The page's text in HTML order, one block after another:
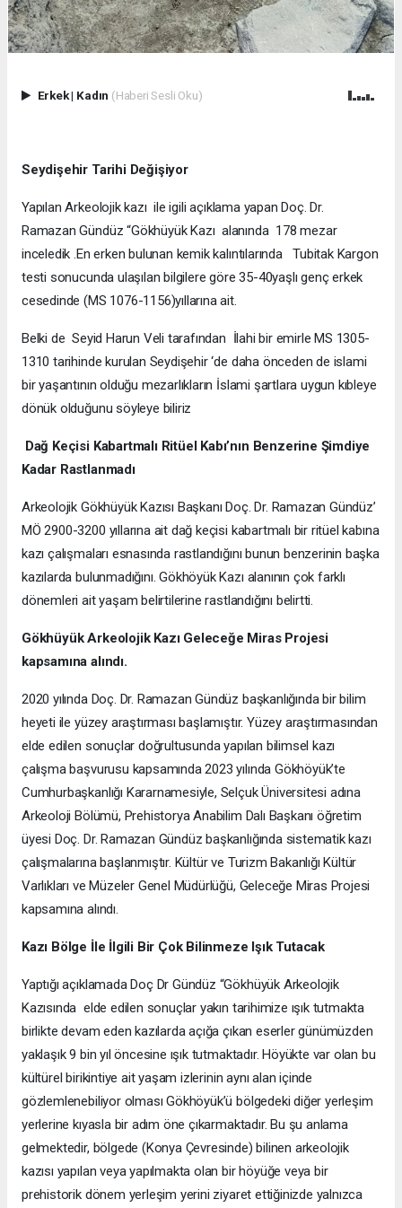
Erkek| Kadın (Haberi Sesli Oku)
Seydişehir Tarihi Değişiyor
Yapılan Arkeolojik kazı ile igili açıklama yapan Doç. Dr.
Ramazan Gündüz “Gökhüyük Kazı alanında 178 mezar
inceledik .En erken bulunan kemik kalıntılarında Tubitak Kargon
testi sonucunda ulaşılan bilgilere göre 35-40yaşlı genç erkek
cesedinde (MS 1076-1156)yıllarına ait.
Belki de Seyid Harun Veli tarafından İlahi bir emirle MS 1305-
1310 tarihinde kurulan Seydişehir ‘de daha önceden de islami
bir yaşantının olduğu mezarlıkların İslami şartlara uygun kıbleye
dönük olduğunu söyleye biliriz
Dağ Keçisi Kabartmalı Ritüel Kabı’nın Benzerine Şimdiye
Kadar Rastlanmadı
Arkeolojik Gökhüyük Kazısı Başkanı Doç. Dr. Ramazan Gündüz’
MÖ 2900-3200 yıllarına ait dağ keçisi kabartmalı bir ritüel kabına
kazı çalışmaları esnasında rastlandığını bunun benzerinin başka
kazılarda bulunmadığını. Gökhöyük Kazı alanının çok farklı
dönemleri ait yaşam belirtilerine rastlandığını belirtti.
Gökhüyük Arkeolojik Kazı Geleceğe Miras Projesi
kapsamına alındı.
2020 yılında Doç. Dr. Ramazan Gündüz başkanlığında bir bilim
heyeti ile yüzey araştırması başlamıştır. Yüzey araştırmasından
elde edilen sonuçlar doğrultusunda yapılan bilimsel kazı
çalışma başvurusu kapsamında 2023 yılında Gökhöyük’te
Cumhurbaşkanlığı Kararnamesiyle, Selçuk Üniversitesi adına
Arkeoloji Bölümü, Prehistorya Anabilim Dalı Başkanı öğretim
üyesi Doç. Dr. Ramazan Gündüz başkanlığında sistematik kazı
çalışmalarına başlanmıştır. Kültür ve Turizm Bakanlığı Kültür
Varlıkları ve Müzeler Genel Müdürlüğü, Geleceğe Miras Projesi
kapsamına alındı.
Kazı Bölge İle İlgili Bir Çok Bilinmeze Işık Tutacak
Yaptığı açıklamada Doç Dr Gündüz “Gökhüyük Arkeolojik
Kazısında elde edilen sonuçlar yakın tarihimize ışık tutmakta
birlikte devam eden kazılarda açığa çıkan eserler günümüzden
yaklaşık 9 bin yıl öncesine ışık tutmaktadır. Höyükte var olan bu
kültürel birikintiye ait yaşam izlerinin aynı alan içinde
gözlemlenebiliyor olması Gökhöyük’ü bölgedeki diğer yerleşim
yerlerine kıyasla bir adım öne çıkarmaktadır. Bu şu anlama
gelmektedir, bölgede (Konya Çevresinde) bilinen arkeolojik
kazısı yapılan veya yapılmakta olan bir höyüğe veya bir
prehistorik dönem yerleşim yerini ziyaret ettiğinizde yalnızca